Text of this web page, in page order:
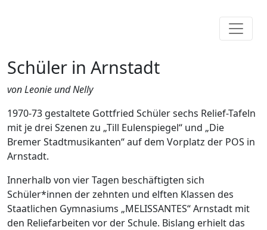
Schüler in Arnstadt
von Leonie und Nelly
1970-73 gestaltete Gottfried Schüler sechs Relief-Tafeln
mit je drei Szenen zu „Till Eulenspiegel“ und „Die
Bremer Stadtmusikanten“ auf dem Vorplatz der POS in
Arnstadt.
Innerhalb von vier Tagen beschäftigten sich
Schüler*innen der zehnten und elften Klassen des
Staatlichen Gymnasiums „MELISSANTES“ Arnstadt mit
den Reliefarbeiten vor der Schule. Bislang erhielt das